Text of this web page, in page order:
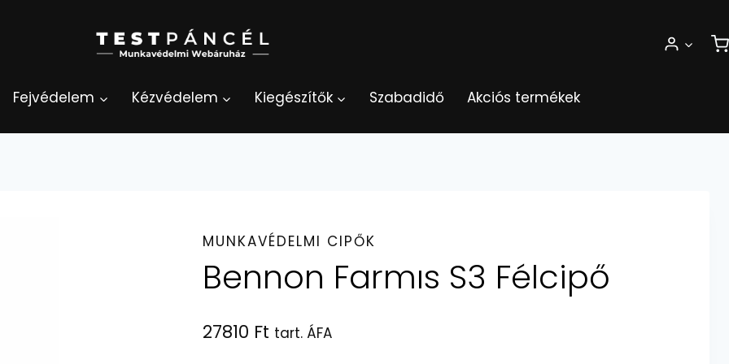
Fejvédelem Kézvédelem Kiegészítők Szabadidő Akciós termékek
MUNKAVÉDELMI CIPŐK
Bennon Farmıs S3 Félcipő
27810 Ft tart. ÁFA